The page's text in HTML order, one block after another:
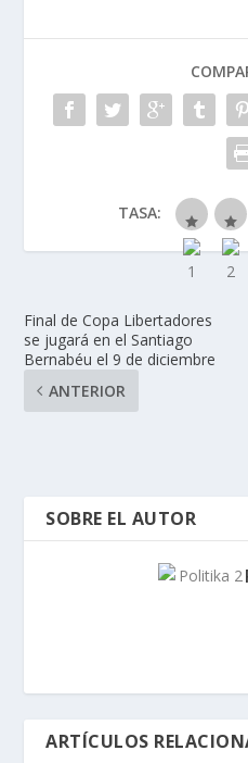
TASA:
Final de Copa Libertadores
se jugará en el Santiago
Bernabéu el 9 de diciembre
ANTERIOR
SOBRE EL AUTOR
ARTÍCULOS